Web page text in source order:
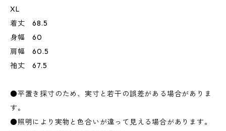
XL
着丈 68.5
身幅 60
肩幅 60.5
袖丈 67.5
●平置き採寸のため、実寸と若干の誤差がある場合がありま
す。
●照明により実物と色合いが違って見える場合があります。